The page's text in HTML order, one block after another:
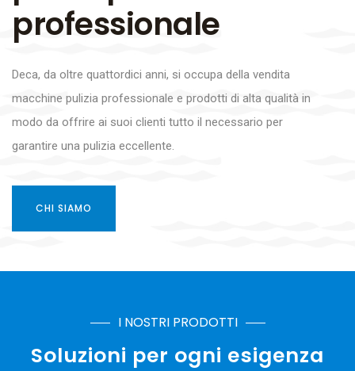
professionale
Deca, da oltre quattordici anni, si occupa della vendita
macchine pulizia professionale e prodotti di alta qualità in
modo da offrire ai suoi clienti tutto il necessario per
garantire una pulizia eccellente.
CHI SIAMO
I NOSTRI PRODOTTI
Soluzioni per ogni esigenza